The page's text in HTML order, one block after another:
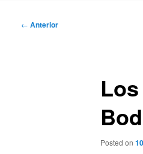
Navegación
← Anterior
Posted on